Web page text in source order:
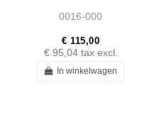
0016-000
€ 115,00
€ 95,04 tax excl.
In winkelwagen